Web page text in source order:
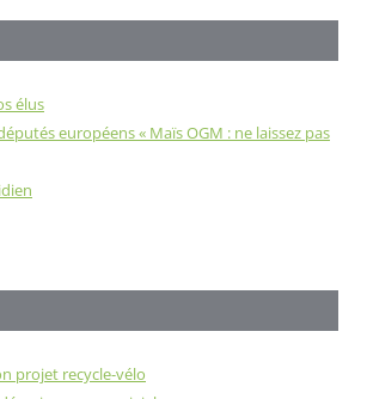
élus
européens « Maïs OGM : ne laissez pas
projet recycle-vélo